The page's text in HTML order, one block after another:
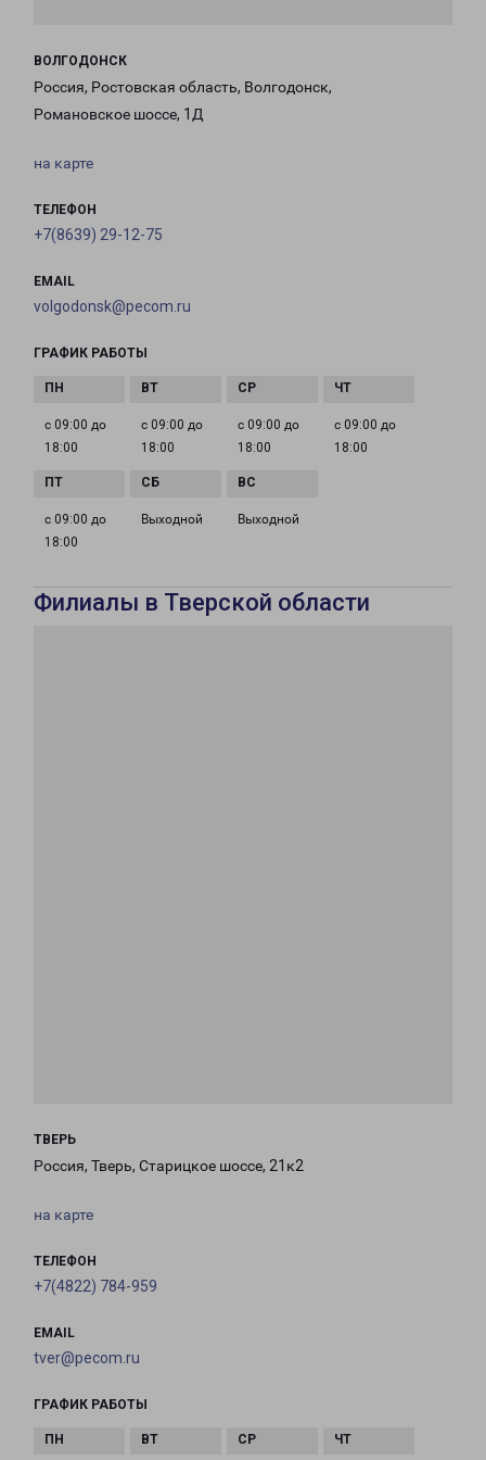
ВОЛГОДОНСК
Россия, Ростовская область, Волгодонск,
Романовское шоссе, 1Д
на карте
ТЕЛЕФОН
+7(8639) 29-12-75
EMAIL
volgodonsk@pecom.ru
ГРАФИК РАБОТЫ
с 09:00 до
18:00
с 09:00 до
18:00
с 09:00 до
18:00
с 09:00 до
18:00
с 09:00 до
18:00
Выходной Выходной
Филиалы в Тверской области
ТВЕРЬ
Россия, Тверь, Старицкое шоссе, 21к2
на карте
ТЕЛЕФОН
+7(4822) 784-959
EMAIL
tver@pecom.ru
ГРАФИК РАБОТЫ